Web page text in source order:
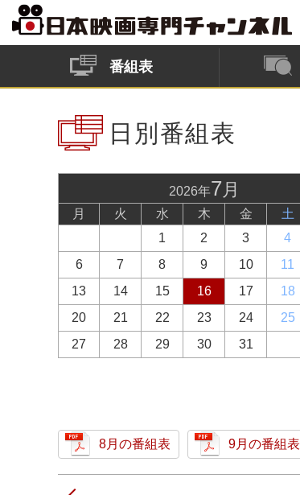
番組表
日別番組表
2026年7月
月 火 水 木 金 土
1
2 3 4
6
7 8 9 10 11
13
14 15 16 17 18
20
21 22 23 24 25
27
28 29 30 31
8月の番組表 9月の番組表